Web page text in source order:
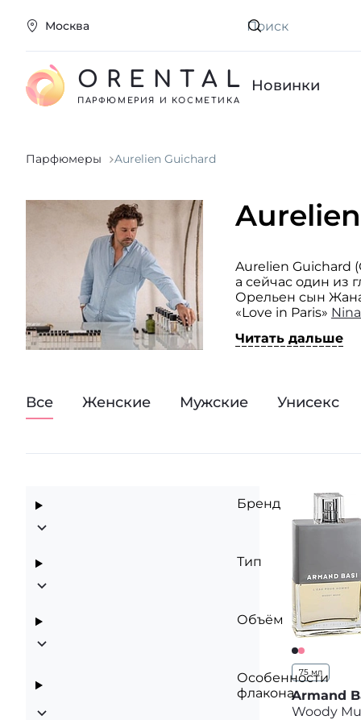
Москва Искать
ORENTAL
ПАРФЮМЕРИЯ И КОСМЕТИКА
Новинки
Парфюмеры Aurelien Guichard
Aurelien Guichard
а сейчас один из
Орельен сын
«Love in Paris»
Парфюмер
Читать дальше
Все Женские Мужские Унисекс
Бренд
Тип
Объём
Особенности
флакона
75 мл
Armand
Woody